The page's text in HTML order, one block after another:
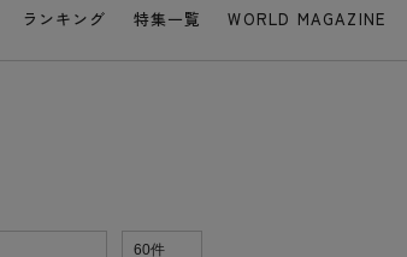
ランキング 特集一覧 WORLD MAGAZINE
60件